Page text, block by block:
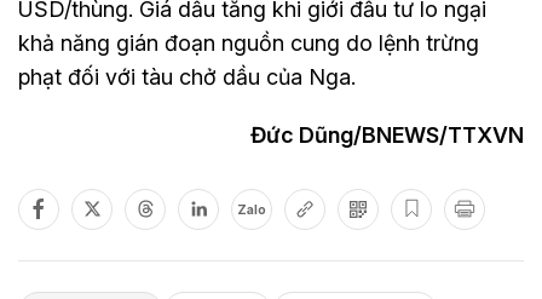
USD/thùng. Giá dầu tăng khi giới đầu tư lo ngại
khả năng gián đoạn nguồn cung do lệnh trừng
phạt đối với tàu chở dầu của Nga.
Đức Dũng/BNEWS/TTXVN
Zalo